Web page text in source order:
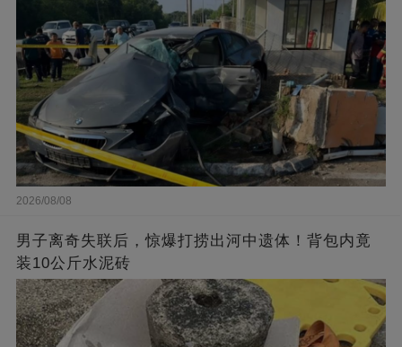
2026/08/08
男子离奇失联后，惊爆打捞出河中遗体！背包内竟
装10公斤水泥砖